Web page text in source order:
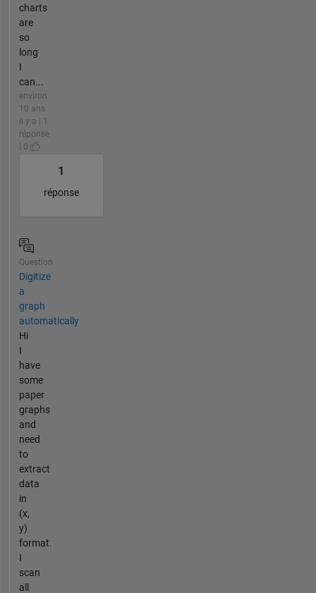
charts
are
so
long
I
can...
environ
10 ans
il y a | 1
réponse
| 0
1
réponse
Question
Digitize
a
graph
automatically
Hi
I
have
some
paper
graphs
and
need
to
extract
data
in
(x,
y)
format.
I
scan
all